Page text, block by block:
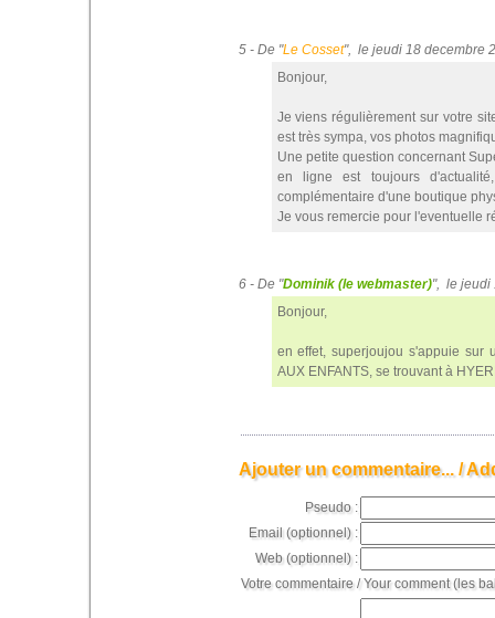
5 - De "Le Cosset", le jeudi 18 decembre
Bonjour,
Je viens régulièrement sur votre
est très sympa, vos photos
Une petite question concernant
en ligne est toujours
complémentaire d'une boutique
Je vous remercie pour l'eventuelle
6 - De "Dominik (le webmaster)", le jeudi
Bonjour,
en effet, superjoujou s'appuie sur
AUX ENFANTS, se trouvant à
Ajouter un commentaire... /
Pseudo :
Email (optionnel) :
Web (optionnel) :
Votre commentaire / Your comment (les